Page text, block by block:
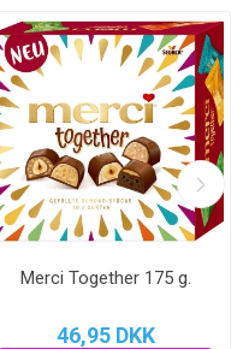
Merci Together 175 g.
46,95 DKK